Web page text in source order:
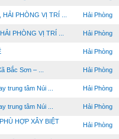
PHÒNG VỊ TRÍ ... Hải Phòng
PHÒNG VỊ TRÍ ... Hải Phòng
Hải Phòng
Bắc Sơn – ... Hải Phòng
trung tâm Núi ... Hải Phòng
trung tâm Núi ... Hải Phòng
HỢP XÂY BIỆT
Hải Phòng